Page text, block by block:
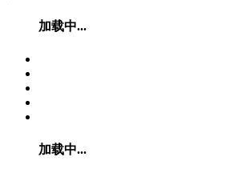
加载中...
加载中...